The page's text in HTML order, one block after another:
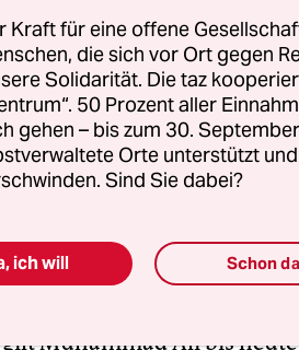
80 Jahre alt geworden.
Von jedem, jeder, allen
noch mehr: verehrt und
Sohn einer
aus Louisville/Kentucky.
auch nur halbwegs zu
Poster über seinem
Toni Morrison
Muhammad Ali bis heute
Kraft für eine offene
die sich vor Ort gegen
Solidarität. Die taz
50 Prozent aller
gehen – bis zum 30.
Orte unterstützt
Sind Sie dabei?
ich will Schon